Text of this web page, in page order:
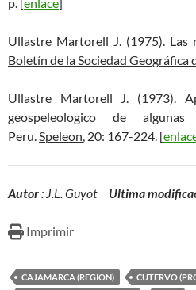
Ullastre Martorell J. (1975). Las
Boletín de la Sociedad Geográfica
Ullastre Martorell J. (1973).
geospeleologico de
Peru.Speleon, 20: 167-224. [
Autor: J.L. Guyot Ultima
Imprimir
CAJAMARCA (REGION)
CUTERVO